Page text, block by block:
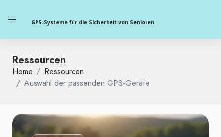
GPS-Systeme für die Sicherheit von Senioren
Ressourcen
Home
Ressourcen
Auswahl der passenden GPS-Geräte